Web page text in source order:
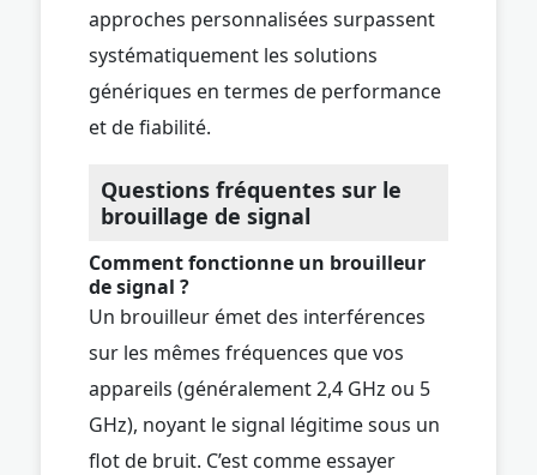
approches personnalisées surpassent
systématiquement les solutions
génériques en termes de performance
et de fiabilité.
Questions fréquentes sur le
brouillage de signal
Comment fonctionne un brouilleur
de signal ?
Un brouilleur émet des interférences
sur les mêmes fréquences que vos
appareils (généralement 2,4 GHz ou 5
GHz), noyant le signal légitime sous un
flot de bruit. C’est comme essayer